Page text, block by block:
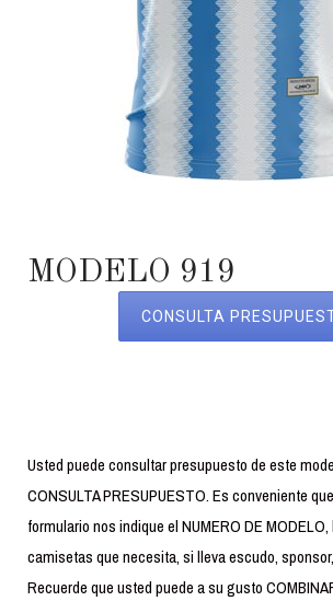
MODELO 919
CONSULTA
Usted puede consultar presupuesto de este
CONSULTA PRESUPUESTO. Es conveniente
formulario nos indique el NUMERO DE
camisetas que necesita, si lleva escudo,
Recuerde que usted puede a su gusto